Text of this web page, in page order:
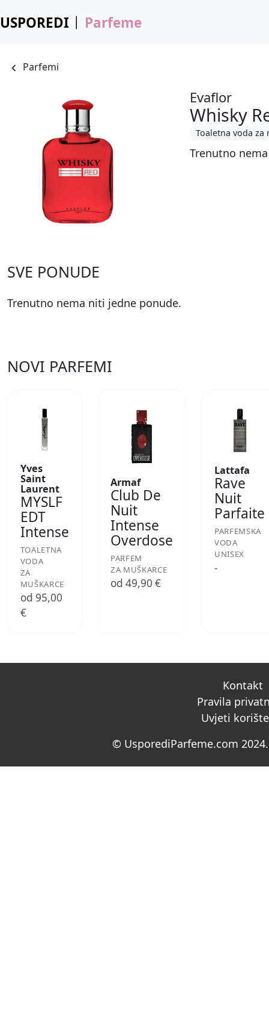
USPOREDI Parfeme
Parfemi
Evaflor
Whisky
Toaletna voda za
Trenutno
SVE PONUDE
Trenutno nema niti jedne ponude.
NOVI PARFEMI
Yves
Saint
Laurent
MYSLF
EDT
Intense
TOALETNA
VODA
ZA
MUŠKARCE
od 95,00
€
Armaf
Club De
Nuit
Intense
Overdose
PARFEM
ZA MUŠKARCE
od 49,90 €
Lattafa
Rave
Nuit
Parfaite
PARFEMSKA
VODA
UNISEX
-
Kontakt
Pravila
Uvjeti
© UsporediParfeme.com